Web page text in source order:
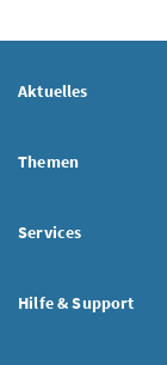
Aktuelles
Themen
Services
Hilfe & Support